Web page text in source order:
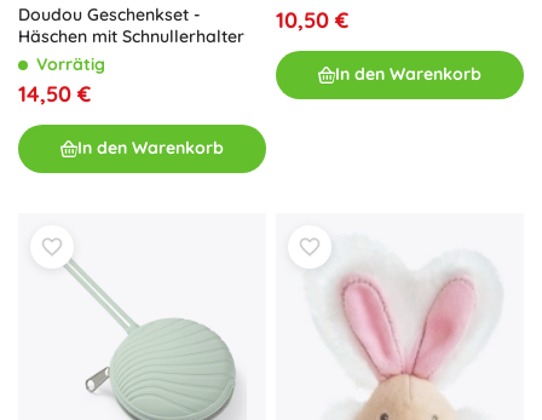
Doudou Geschenkset -
Häschen mit Schnullerhalter
Vorrätig
14,50 €
In den Warenkorb
10,50 €
In den Warenkorb